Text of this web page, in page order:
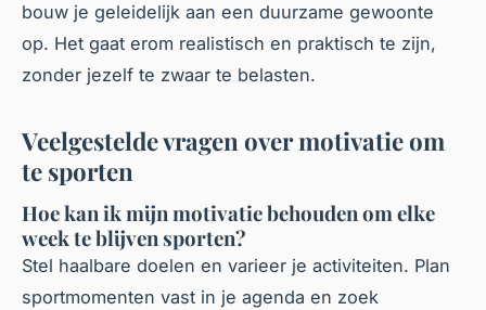
bouw je geleidelijk aan een duurzame gewoonte
op. Het gaat erom realistisch en praktisch te zijn,
zonder jezelf te zwaar te belasten.
Veelgestelde vragen over motivatie om
te sporten
Hoe kan ik mijn motivatie behouden om elke
week te blijven sporten?
Stel haalbare doelen en varieer je activiteiten. Plan
sportmomenten vast in je agenda en zoek